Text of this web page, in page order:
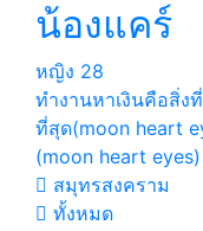
น้องแคร์
หญิง 28
ทำงานหาเงินคือสิ่ง
ที่สุด(moon heart
(moon heart eyes)
สมุทรสงคราม
ทั้งหมด